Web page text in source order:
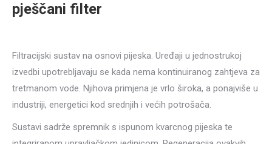
pješčani filter
Filtracijski sustav na osnovi pijeska. Uređaji u jednostrukoj
izvedbi upotrebljavaju se kada nema kontinuiranog zahtjeva za
tretmanom vode. Njihova primjena je vrlo široka, a ponajviše u
industriji, energetici kod srednjih i većih potrošača.
Sustavi sadrže spremnik s ispunom kvarcnog pijeska te